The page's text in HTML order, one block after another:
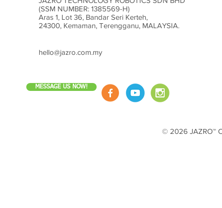
(SSM NUMBER: 1385569-H)
Aras 1, Lot 36, Bandar Seri Kerteh,
24300, Kemaman, Terengganu, MALAYSIA.
hello@jazro.com.my
MESSAGE US NOW!
© 2026 JAZRO™